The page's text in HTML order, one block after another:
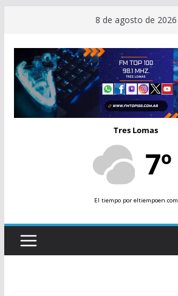
contenido
8 de agosto de 2026
Tres Lomas
7º
El tiempopor eltiempoen.com